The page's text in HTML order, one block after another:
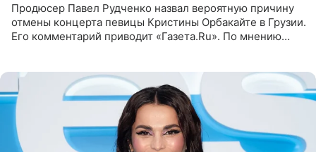
Продюсер Павел Рудченко назвал вероятную причину
отмены концерта певицы Кристины Орбакайте в Грузии.
Его комментарий приводит «Газета.Ru». По мнению